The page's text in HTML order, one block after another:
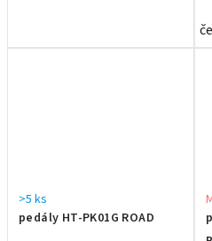
pedály HT-PK01G ROAD
>5 ks